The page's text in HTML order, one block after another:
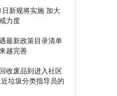
新规将实施 加大
力度
最新政策目录清单
越完善
收废品到进入社区
垃圾分类指导员的